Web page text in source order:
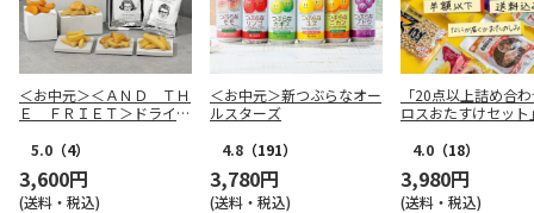
＜お中元＞＜ＡＮＤ ＴＨ
Ｅ ＦＲＩＥＴ＞ドライフ
5.0 （4）
3,600円
(送料・税込)
＜お中元＞新つぶらなオー
ルスターズ
4.8 （191）
3,780円
(送料・税込)
「20点以上詰め合
ロスおたすけセット
4.0 （18）
3,980円
(送料・税込)